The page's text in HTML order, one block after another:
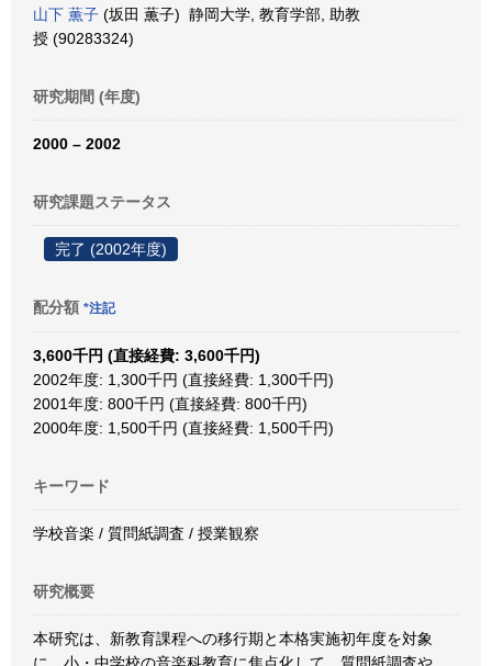
山下 薫子 (坂田 薫子) 静岡大学, 教育学部, 助教
授 (90283324)
研究期間 (年度)
2000 – 2002
研究課題ステータス
完了 (2002年度)
配分額 *注記
3,600千円 (直接経費: 3,600千円)
2002年度: 1,300千円 (直接経費: 1,300千円)
2001年度: 800千円 (直接経費: 800千円)
2000年度: 1,500千円 (直接経費: 1,500千円)
キーワード
学校音楽 / 質問紙調査 / 授業観察
研究概要
本研究は、新教育課程への移行期と本格実施初年度を対象